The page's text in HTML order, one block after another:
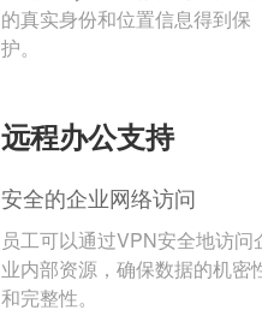
的真实身份和位置信息得到保
护。
远程办公支持
安全的企业网络访问
员工可以通过VPN安全地访问
业内部资源，确保数据的机密
和完整性。